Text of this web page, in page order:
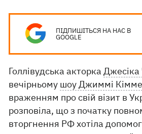
ПІДПИШІТЬСЯ НА НАС В
GOOGLE
Голлівудська акторкаДжесіка
вечірньому шоу Джиммі
враженням про свій візит в
розповіла, що з початку
вторгнення РФ хотіла